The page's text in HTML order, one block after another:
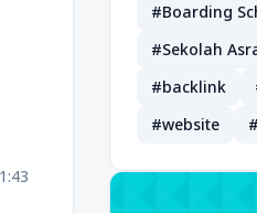
#Boarding
#Sekolah
#backlink
#website